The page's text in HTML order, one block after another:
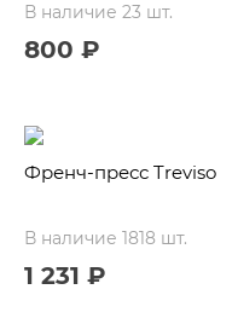
В наличие 23 шт.
800 ₽
Френч-пресс Treviso
В наличие 1818 шт.
1 231 ₽